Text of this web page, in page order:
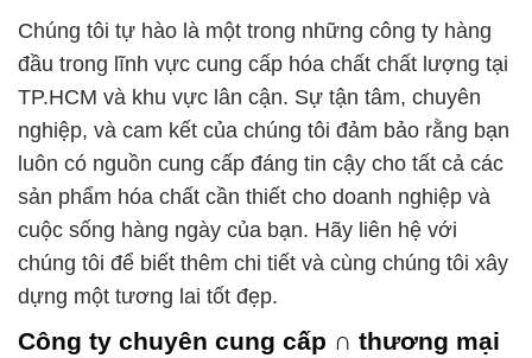
Chúng tôi tự hào là một trong những công ty hàng
đầu trong lĩnh vực cung cấp hóa chất chất lượng tại
TP.HCM và khu vực lân cận. Sự tận tâm, chuyên
nghiệp, và cam kết của chúng tôi đảm bảo rằng bạn
luôn có nguồn cung cấp đáng tin cậy cho tất cả các
sản phẩm hóa chất cần thiết cho doanh nghiệp và
cuộc sống hàng ngày của bạn. Hãy liên hệ với
chúng tôi để biết thêm chi tiết và cùng chúng tôi xây
dựng một tương lai tốt đẹp.
Công ty chuyên cung cấp ∩ thương mại